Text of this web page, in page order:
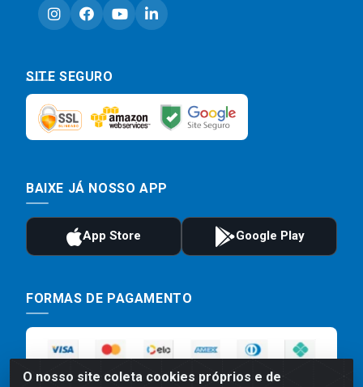
O nosso site coleta cookies próprios e de
SITE SEGURO
BAIXE JÁ NOSSO APP
FORMAS DE PAGAMENTO